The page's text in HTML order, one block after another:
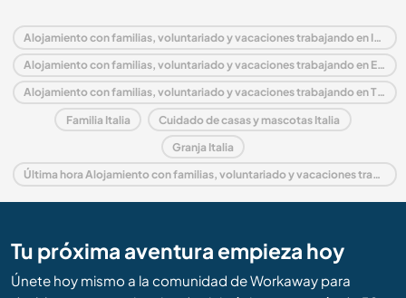
Alojamiento con familias, voluntariado y vacaciones trabajando en Italia
Alojamiento con familias, voluntariado y vacaciones trabajando en Europa
Alojamiento con familias, voluntariado y vacaciones trabajando en Tuscany
Familia Italia Cuidado de casas y mascotas Italia
Granja Italia
Última hora Alojamiento con familias, voluntariado y vacaciones trabajando en Italia
Tu próxima aventura empieza hoy
Únete hoy mismo a la comunidad de Workaway para